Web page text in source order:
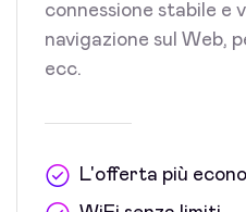
connessione stabile e
navigazione sul Web,
ecc.
L'offerta più